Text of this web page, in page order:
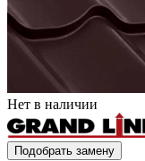
Нет в наличии
Подобрать замену